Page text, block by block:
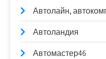
Автолайн,
Автоландия
Автомастер46